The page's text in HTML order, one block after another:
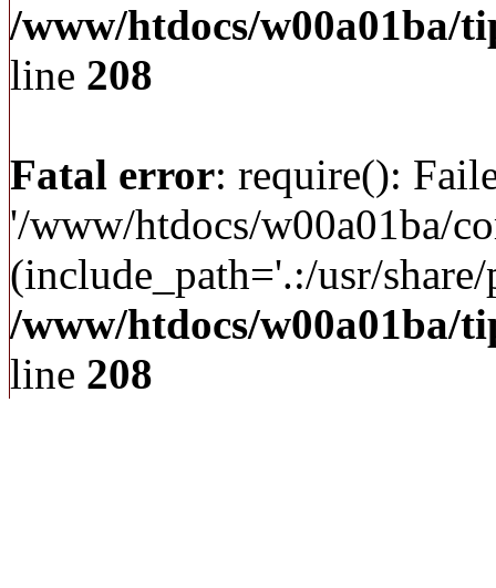
/www/htdocs/w00a01ba/
line 208
Fatal error: require():
'/www/htdocs/w00a01ba/
(include_path='.:/usr/
/www/htdocs/w00a01ba/
line 208